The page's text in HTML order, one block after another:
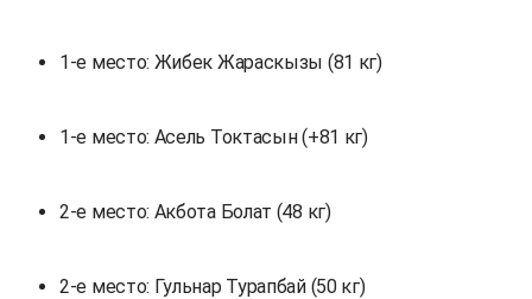
1-е место: Жибек Жараскызы (81 кг)
1-е место: Асель Токтасын (+81 кг)
2-е место: Акбота Болат (48 кг)
2-е место: Гульнар Турапбай (50 кг)